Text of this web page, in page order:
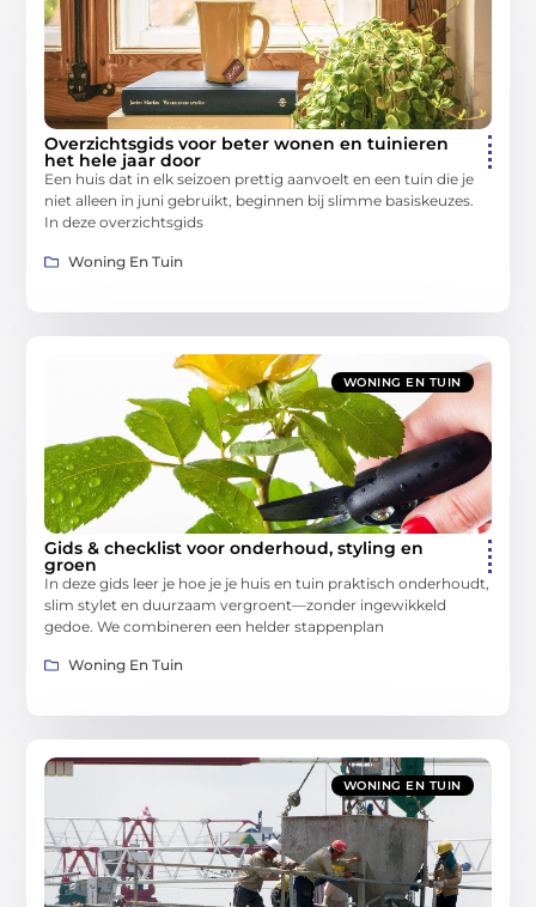
Overzichtsgids voor beter wonen en tuinieren
het hele jaar door
Een huis dat in elk seizoen prettig aanvoelt en een tuin die je
niet alleen in juni gebruikt, beginnen bij slimme basiskeuzes.
In deze overzichtsgids
Woning En Tuin
WONING EN TUIN
Gids & checklist voor onderhoud, styling en
groen
In deze gids leer je hoe je je huis en tuin praktisch onderhoudt,
slim stylet en duurzaam vergroent—zonder ingewikkeld
gedoe. We combineren een helder stappenplan
Woning En Tuin
WONING EN TUIN